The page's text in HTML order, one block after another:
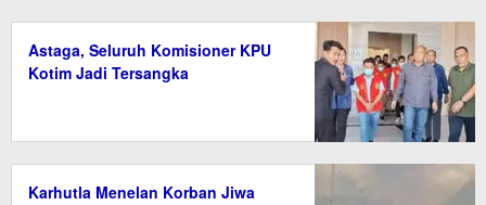
Astaga, Seluruh Komisioner KPU
Kotim Jadi Tersangka
Karhutla Menelan Korban Jiwa